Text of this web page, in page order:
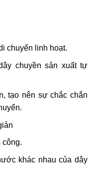
chuyển linh hoạt.
chuyền sản xuất tự
tạo nên sự chắc chắn
công.
khác nhau của dây